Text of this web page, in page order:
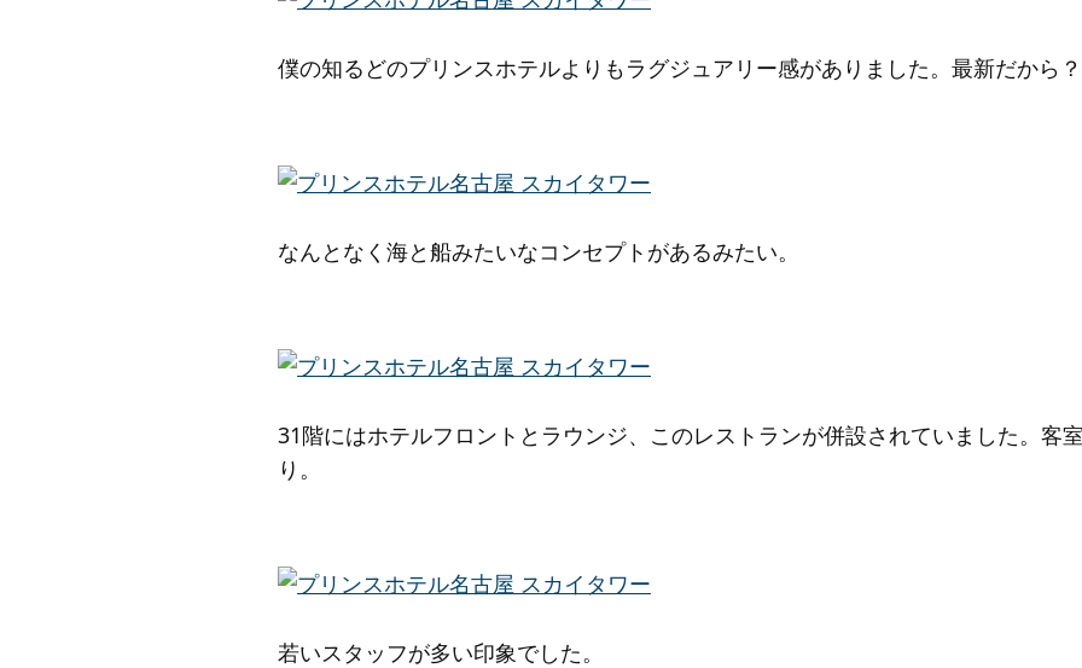
僕の知るどのプリンスホテルよりもラグジュアリー感がありました。最新だから？
なんとなく海と船みたいなコンセプトがあるみたい。
31階にはホテルフロントとラウンジ、このレストランが併設されていました。客
り。
若いスタッフが多い印象でした。